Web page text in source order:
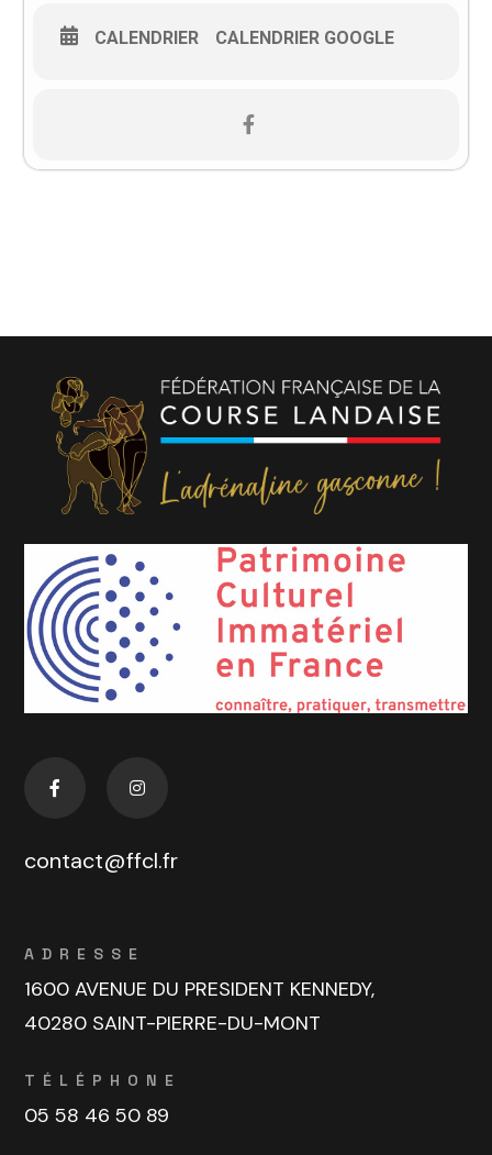
CALENDRIER CALENDRIER GOOGLE
contact@ffcl.fr
ADRESSE
1600 AVENUE DU PRESIDENT KENNEDY,
40280 SAINT-PIERRE-DU-MONT
TÉLÉPHONE
05 58 46 50 89